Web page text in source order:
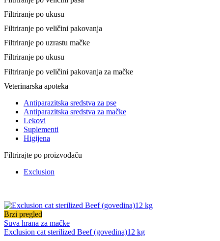
Filtriranje po ukusu
Filtriranje po veličini pakovanja
Filtriranje po uzrastu mačke
Filtriranje po ukusu
Filtriranje po veličini pakovanja za mačke
Veterinarska apoteka
Antiparazitska sredstva za pse
Antiparazitska sredstva za mačke
Lekovi
Suplementi
Higijena
Filtrirajte po proizvođaču
Exclusion
Brzi pregled
Suva hrana za mačke
Exclusion cat sterilized Beef (govedina)12 kg